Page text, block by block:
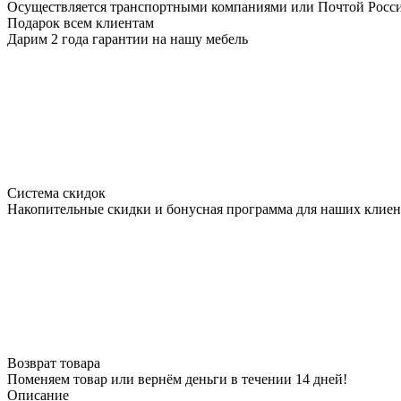
Осуществляется транспортными компаниями или Почтой
Подарок всем клиентам
Дарим 2 года гарантии на нашу мебель
Система скидок
Накопительные скидки и бонусная программа для наших
Возврат товара
Поменяем товар или вернём деньги в течении 14 дней!
Описание